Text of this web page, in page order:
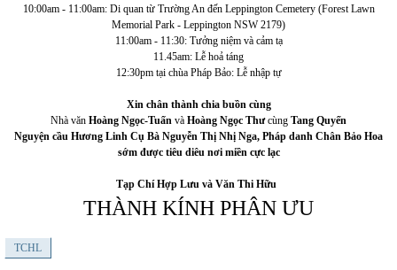
10:00am - 11:00am: Di quan từ Trường An đến Leppington Cemetery (Forest Lawn
Memorial Park - Leppington NSW 2179)
11:00am - 11:30: Tưởng niệm và cảm tạ
11.45am: Lễ hoả táng
12:30pm tại chùa Pháp Bảo: Lễ nhập tự
Xin chân thành chia buồn cùng
Nhà văn Hoàng Ngọc-Tuấn và Hoàng Ngọc Thưcùng Tang Quyến
Nguyện cầu Hương Linh Cụ Bà Nguyễn Thị Nhị Nga, Pháp danh Chân Bảo Hoa
sớm được tiêu diêu nơi miền cực lạc
Tạp Chí Hợp Lưu và Văn Thi Hữu
THÀNH KÍNH PHÂN ƯU
TCHL